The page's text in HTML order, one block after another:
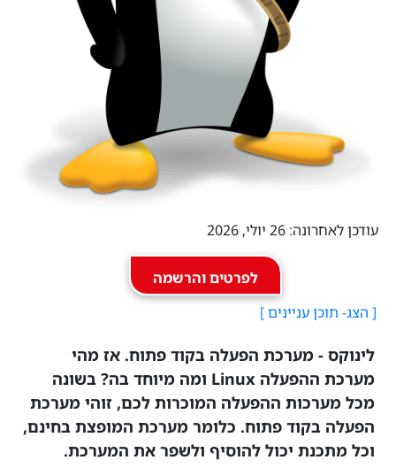
עודכן לאחרונה: 26 יולי, 2026
לפרטים והרשמה
לינוקס - מערכת הפעלה בקוד פתוח. אז מהי
מערכת ההפעלה Linux ומה מיוחד בה? בשונה
מכל מערכות ההפעלה המוכרות לכם, זוהי מערכת
הפעלה בקוד פתוח. כלומר מערכת המופצת בחינם,
וכל מתכנת יכול להוסיף ולשפר את המערכת.